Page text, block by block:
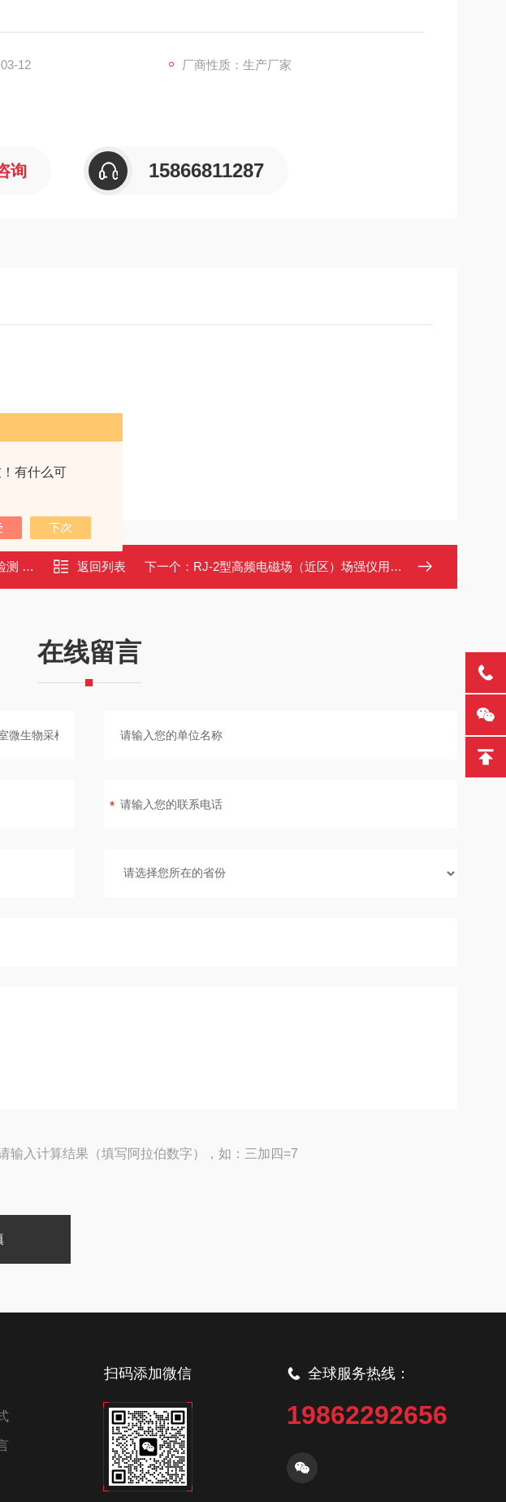
有什么可
12 厂商性质：生产厂家
询 15866811287
适用 返回列表 下一个： RJ-2型高频电磁场（近区）场强仪用于劳动保护环境监测卫生防疫
在线留言
输入计算结果（填写阿拉伯数字），如：三加四=7
扫码添加微信 全球服务热线：
19862292656